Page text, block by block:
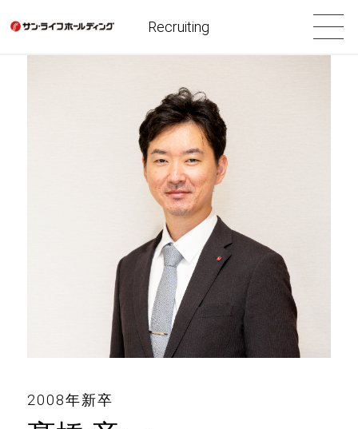
Recruiting
2008年新卒